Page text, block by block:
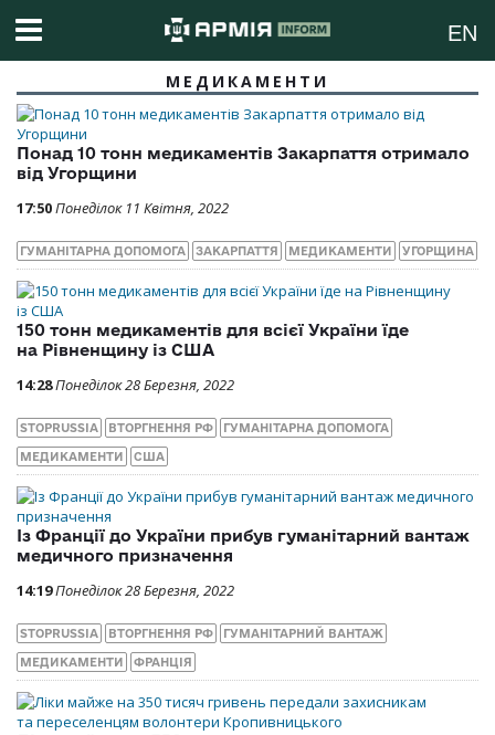
EN
МЕДИКАМЕНТИ
Понад 10 тонн медикаментів Закарпаття отримало
від Угорщини
17:50Понеділок 11 Квітня, 2022
ГУМАНІТАРНА ДОПОМОГА ЗАКАРПАТТЯ МЕДИКАМЕНТИ УГОРЩИНА
150 тонн медикаментів для всієї України їде
на Рівненщину із США
14:28Понеділок 28 Березня, 2022
STOPRUSSIA ВТОРГНЕННЯ РФ ГУМАНІТАРНА ДОПОМОГА
МЕДИКАМЕНТИ США
Із Франції до України прибув гуманітарний вантаж
медичного призначення
14:19Понеділок 28 Березня, 2022
STOPRUSSIA ВТОРГНЕННЯ РФ ГУМАНІТАРНИЙ ВАНТАЖ
МЕДИКАМЕНТИ ФРАНЦІЯ